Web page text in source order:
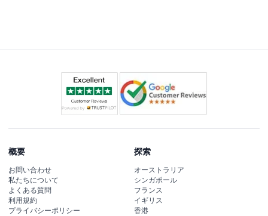
概要
お問い合わせ
私たちについて
よくある質問
利用規約
プライバシーポリシー
探索
オーストラリア
シンガポール
フランス
イギリス
香港